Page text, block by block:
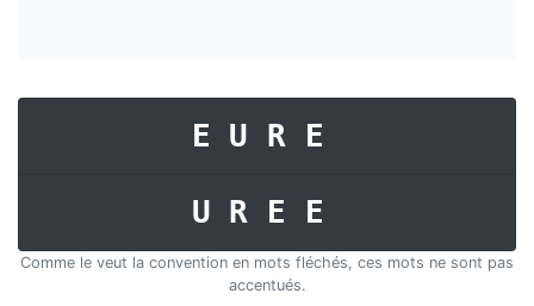
EURE
UREE
Comme le veut la convention en mots fléchés, ces mots ne sont pas
accentués.